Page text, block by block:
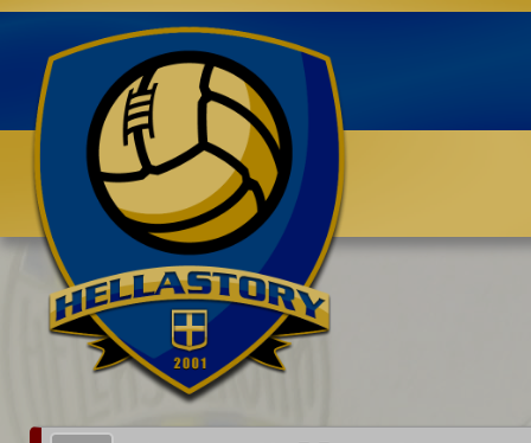
Benvenuti su HELLASTORY.net